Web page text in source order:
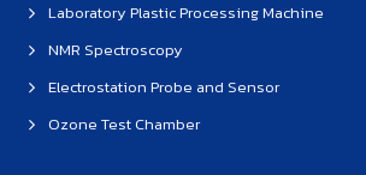
Laboratory Plastic Processing Machine
NMR Spectroscopy
Electrostation Probe and Sensor
Ozone Test Chamber